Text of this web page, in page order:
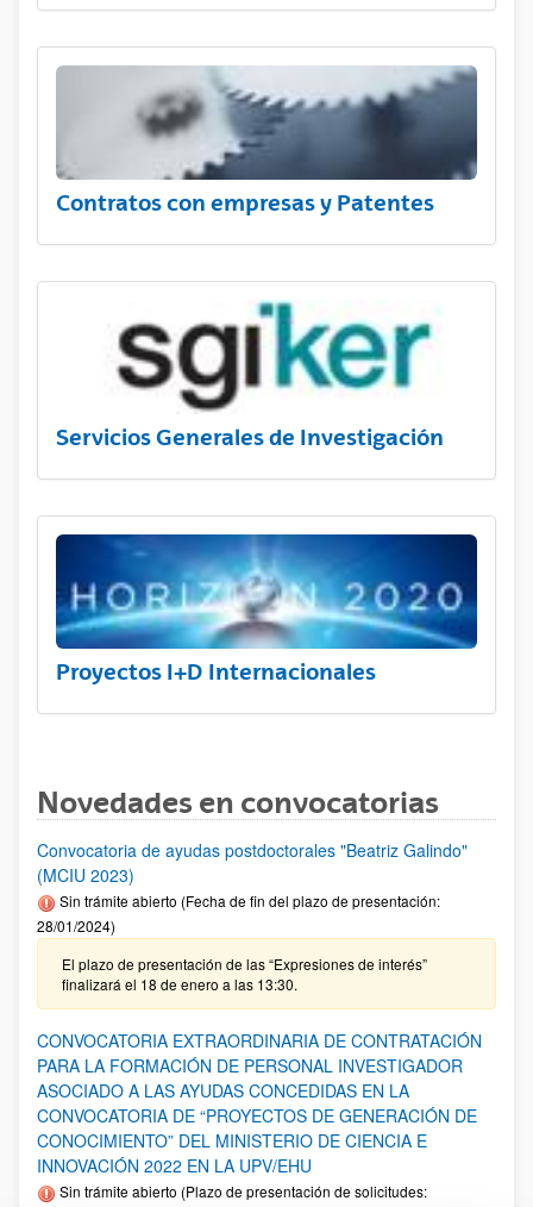
Contratos con empresas y Patentes
Servicios Generales de Investigación
Proyectos I+D Internacionales
Novedades en convocatorias
Convocatoria de ayudas postdoctorales "Beatriz Galindo"
(MCIU 2023)
Sin trámite abierto (Fecha de fin del plazo de presentación:
28/01/2024)
El plazo de presentación de las “Expresiones de interés”
finalizará el 18 de enero a las 13:30.
CONVOCATORIA EXTRAORDINARIA DE CONTRATACIÓN
PARA LA FORMACIÓN DE PERSONAL INVESTIGADOR
ASOCIADO A LAS AYUDAS CONCEDIDAS EN LA
CONVOCATORIA DE “PROYECTOS DE GENERACIÓN DE
CONOCIMIENTO” DEL MINISTERIO DE CIENCIA E
INNOVACIÓN 2022 EN LA UPV/EHU
Sin trámite abierto (Plazo de presentación de solicitudes: